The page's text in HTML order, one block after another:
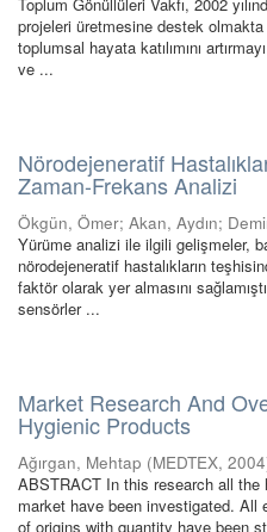
projeleri üretmesine destek
toplumsal hayata katılımını
ve ...
Nörodejeneratif
Zaman-Frekans Analizi
Ökgün, Ömer; Akan, Aydın;
Yürüme analizi ile ilgili gelişmeler,
nörodejeneratif hastalıkların
faktör olarak yer almasını
sensörler ...
Market Research And
Hygienic Products
Ağırgan, Mehtap (MEDTEX, 2004
ABSTRACT In this research all
market have been investigated. All
of origins with quantity have been